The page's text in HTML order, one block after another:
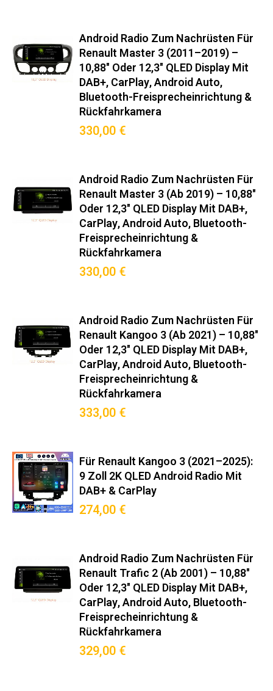
Android Radio Zum Nachrüsten Für
Renault Master 3 (2011–2019) –
10,88" Oder 12,3" QLED Display Mit
DAB+, CarPlay, Android Auto,
Bluetooth-Freisprecheinrichtung &
Rückfahrkamera
330,00 €
Android Radio Zum Nachrüsten Für
Renault Master 3 (ab 2019) – 10,88"
Oder 12,3" QLED Display Mit DAB+,
CarPlay, Android Auto, Bluetooth-
Freisprecheinrichtung &
Rückfahrkamera
330,00 €
Android Radio Zum Nachrüsten Für
Renault Kangoo 3 (ab 2021) – 10,88"
Oder 12,3" QLED Display Mit DAB+,
CarPlay, Android Auto, Bluetooth-
Freisprecheinrichtung &
Rückfahrkamera
333,00 €
Für Renault Kangoo 3 (2021–2025):
9 Zoll 2K QLED Android Radio Mit
DAB+ & CarPlay
274,00 €
Android Radio Zum Nachrüsten Für
Renault Trafic 2 (ab 2001) – 10,88"
Oder 12,3" QLED Display Mit DAB+,
CarPlay, Android Auto, Bluetooth-
Freisprecheinrichtung &
Rückfahrkamera
329,00 €